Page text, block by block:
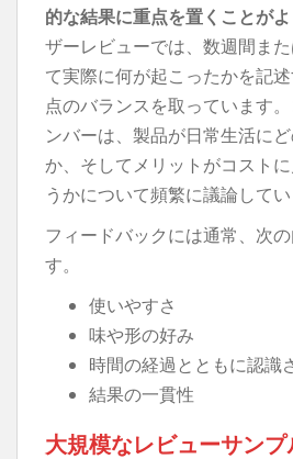
的な結果に重点を置くことがよ
ザーレビューでは、数週間ま
て実際に何が起こったかを記
点のバランスを取っています
ンバーは、製品が日常生活に
か、そしてメリットがコスト
うかについて頻繁に議論してい
フィードバックには通常、次
す。
使いやすさ
味や形の好み
時間の経過とともに認識
結果の一貫性
大規模なレビューサン